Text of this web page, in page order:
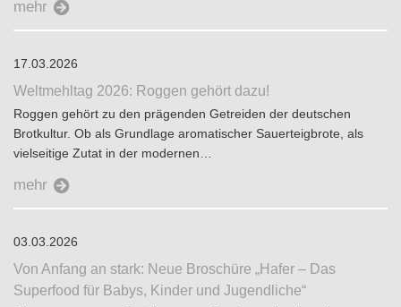
mehr
17.03.2026
Weltmehltag 2026: Roggen gehört dazu!
Roggen gehört zu den prägenden Getreiden der deutschen
Brotkultur. Ob als Grundlage aromatischer Sauerteigbrote, als
vielseitige Zutat in der modernen…
mehr
03.03.2026
Von Anfang an stark: Neue Broschüre „Hafer – Das
Superfood für Babys, Kinder und Jugendliche“